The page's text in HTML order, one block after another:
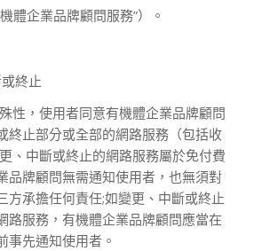
體企業品牌顧問服務”）。
終止
性，使用者同意有機體企業品牌顧問
終止部分或全部的網路服務（包括收
、中斷或終止的網路服務屬於免付費
品牌顧問無需通知使用者，也無須對
方承擔任何責任;如變更、中斷或終止
路服務，有機體企業品牌顧問應當在
事先通知使用者。